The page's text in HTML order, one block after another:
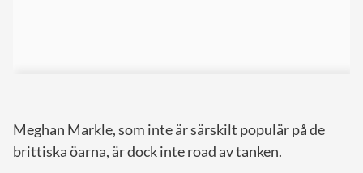
Meghan Markle, som inte är särskilt populär på de
brittiska öarna, är dock inte road av tanken.